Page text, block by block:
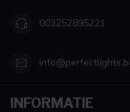
003252895221
INFORMATIE